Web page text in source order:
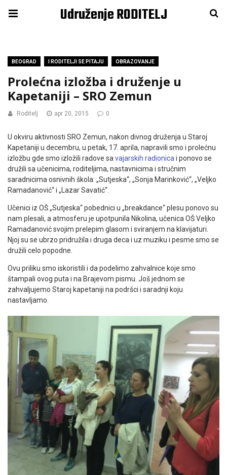
Udruženje RODITELJ
BEOGRAD I RODITELJI SE PITAJU OBRAZOVANJE
Prolećna izložba i druženje u
Kapetaniji – SRO Zemun
Roditelj apr 20, 2015 0
U okviru aktivnosti SRO Zemun, nakon divnog druženja u Staroj
Kapetaniji u decembru, u petak, 17. aprila, napravili smo i prolećnu
izložbu gde smo izložili radove sa vajarskih radionica i ponovo se
družili sa učenicima, roditeljima, nastavnicima i stručnim
saradnicima osnivnih škola: „Sutjeska“, „Sonja Marinković“, „Veljko
Ramadanović“ i „Lazar Savatić“.
Učenici iz OŠ „Sutjeska“ pobednici u „breakdance“ plesu ponovo su
nam plesali, a atmosferu je upotpunila Nikolina, učenica OŠ Veljko
Ramadanović svojim prelepim glasom i sviranjem na klavijaturi.
Njoj su se ubrzo pridružila i druga deca i uz muziku i pesme smo se
družili celo popodne.
Ovu priliku smo iskoristili i da podelimo zahvalnice koje smo
štampali ovog puta i na Brajevom pismu. Još jednom se
zahvaljujemo Staroj kapetaniji na podršci i saradnji koju
nastavljamo.